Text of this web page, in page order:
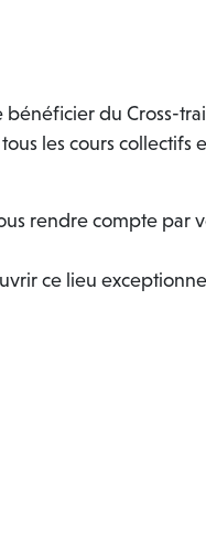
du Cross-
les cours collectifs
rendre compte par
ce lieu